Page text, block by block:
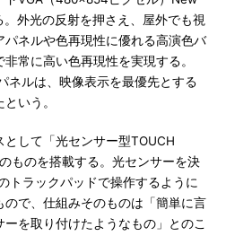
外光の反射を押さえ、屋外でも視
ネルや色再現性に優れる高演色バ
常に高い色再現性を実現する。
ネルは、映像表示を最優先とする
いう。
して「光センサー型TOUCH
ものを搭載する。光センサーを決
トラックパッドで操作するように
で、仕組みそのものは「簡単に言
を取り付けたようなもの」とのこ